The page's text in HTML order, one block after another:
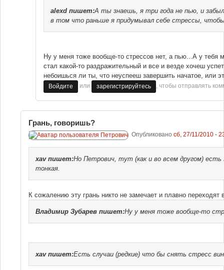
alexd пишет:А ты знаешь, я три года не пью, и
в том что раньше я придумывал себе стрессы,
Ну у меня тоже вообще-то стрессов нет, а пью...А у тебя
стал какой-то раздражительный и все и везде хочеш
небоишься ли ты, что неуспееш завершить начатое, или
Войдите или зарегистрируйтесь , чтобы отправлять
Грань, говоришь?
Опубликовано сб, 27/11/2010 -
xavпишет:Но Петрович, тут (как и во всем другом)
тонкая.
К сожалению эту грань никто не замечает и плавно переходят
Владимир Зубарев пишет:Ну у меня тоже вообще-то
xavпишет:Есть случаи (редкие) что бы снять стресс